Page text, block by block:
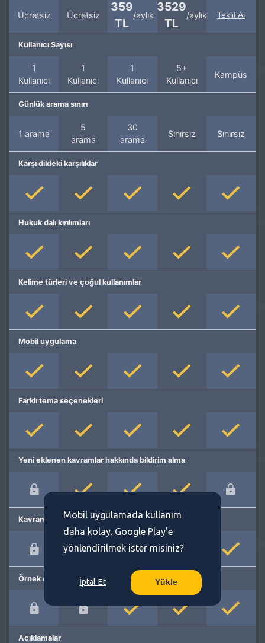
Ücretsiz Ücretsiz
359
TL
/aylık
3529
TL
/aylık Teklif Al
Kullanıcı Sayısı
1
Kullanıcı
1
Kullanıcı
1
Kullanıcı
5+
Kullanıcı
Kampüs
Günlük arama sınırı
1 arama
5
arama
30
arama
Sınırsız Sınırsız
Karşı dildeki karşılıklar
Hukuk dalı kırılımları
Kelime türleri ve çoğul kullanımlar
Mobil uygulama
Farklı tema seçenekleri
Yeni eklenen kavramlar hakkında bildirim alma
Kavram önerme
Örnek cümleler
Açıklamalar
Mobil uygulamada kullanım
daha kolay. Google Play'e
yönlendirilmek ister misiniz?
İptal Et Yükle